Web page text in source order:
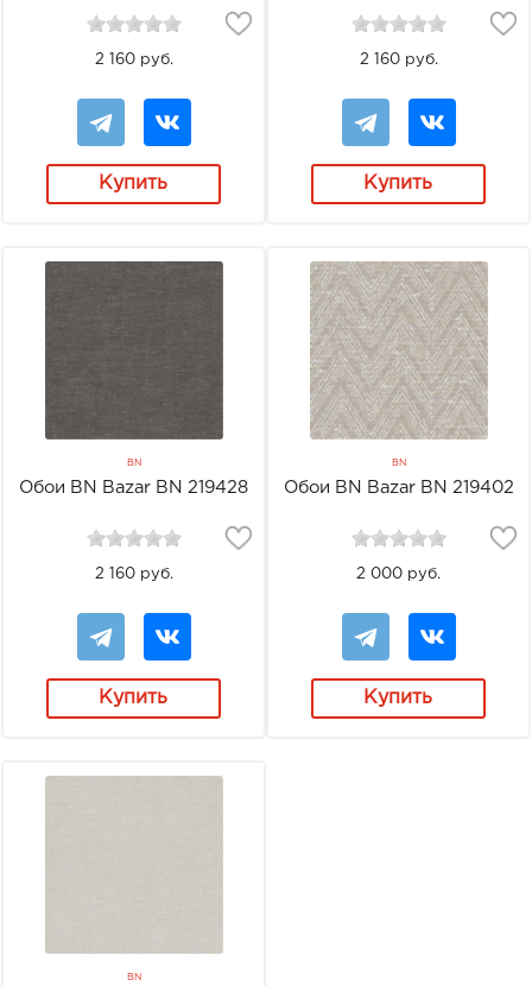
2 160 руб.
Купить
2 160 руб.
Купить
BN
Обои BN Bazar BN 219428
2 160 руб.
Купить
BN
Обои BN Bazar BN 219402
2 000 руб.
Купить
BN